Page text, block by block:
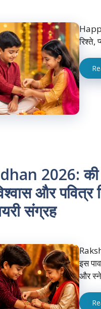
रिश्ते,
2026: की
और पवित्र
संग्रह
इस
और